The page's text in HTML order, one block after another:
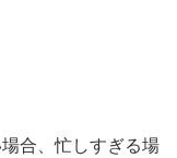
合、忙しすぎる場